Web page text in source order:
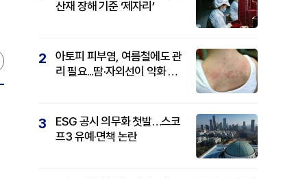
산재 장해 기준 ‘제자리’
2
아토피 피부염, 여름철에도 관
리 필요...땀·자외선이 악화 요
3
ESG 공시 의무화 첫발…스코
프3 유예·면책 논란